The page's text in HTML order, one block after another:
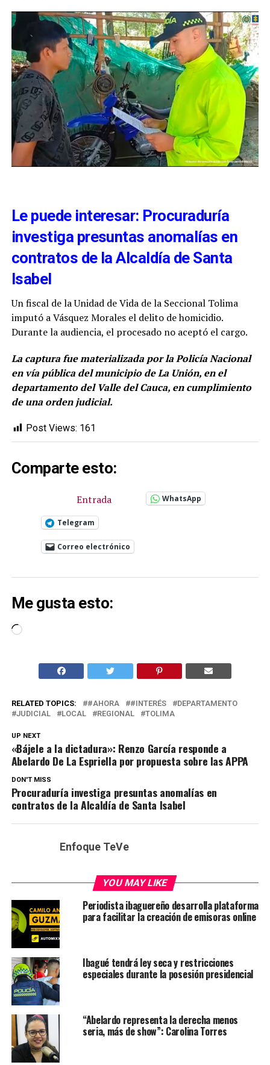
Le puede interesar: Procuraduría
investiga presuntas anomalías en
contratos de la Alcaldía de Santa
Isabel
Un fiscal de la Unidad de Vida de la Seccional Tolima
imputó a Vásquez Morales el delito de homicidio.
Durante la audiencia, el procesado no aceptó el cargo.
La captura fue materializada por la Policía Nacional
en vía pública del municipio de La Unión, en el
departamento del Valle del Cauca, en cumplimiento
de una orden judicial.
Post Views: 161
Comparte esto:
Entrada WhatsApp
Telegram
Correo electrónico
Me gusta esto:
Cargando...
RELATED TOPICS: #AHORA #INTERÉS
DEPARTAMENTO
JUDICIAL
LOCAL REGIONAL TOLIMA
UP NEXT
«Bájele a la dictadura»: Renzo García responde a
Abelardo De La Espriella por propuesta sobre las APPA
DON'T MISS
Procuraduría investiga presuntas anomalías en
contratos de la Alcaldía de Santa Isabel
Enfoque TeVe
YOU MAY LIKE
Periodista ibaguereño desarrolla plataforma
para facilitar la creación de emisoras online
Ibagué tendrá ley seca y restricciones
especiales durante la posesión presidencial
“Abelardo representa la derecha menos
seria, más de show”: Carolina Torres